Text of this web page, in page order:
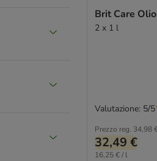
Brit Care
2 x 1 l
Prezzo reg. 34,98
32,49 €
16,25 € / l
Valutazione: 5/5